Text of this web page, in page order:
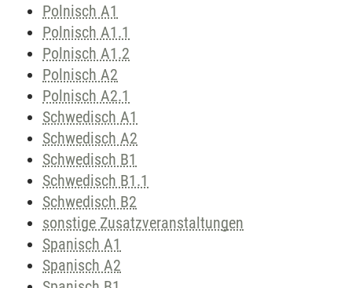
Polnisch A1
Polnisch A1.1
Polnisch A1.2
Polnisch A2
Polnisch A2.1
Schwedisch A1
Schwedisch A2
Schwedisch B1
Schwedisch B1.1
Schwedisch B2
sonstige Zusatzveranstaltungen
Spanisch A1
Spanisch A2